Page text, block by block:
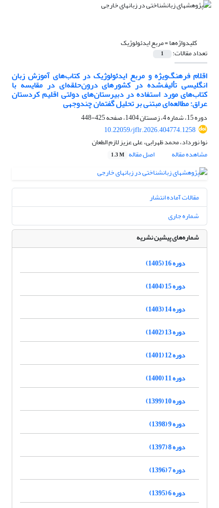
کلیدواژه‌ها =مربع ایدئولوژیک
تعداد مقالات: 1
اقلام فرهنگ‌ویژه و مربع ایدئولوژیک در کتاب‌های آموزش زبان
انگلیسی تألیف‌شده در کشورهای درون‌حلقه‌ای در مقایسه با
کتاب‌های مورد استفاده در دبیرستان‌های دولتی اقلیم کردستان
عراق: مطالعه‌ای مبتنی بر تحلیل گفتمان چندوجهی
دوره 15، شماره 4، زمستان 1404، صفحه
425-448
10.22059/jflr.2026.404774.1258
نوا نورداد، محمد ظهرابی، علی عزیز لازم الطعان
مشاهده مقاله
اصل مقاله 1.3 M
مقالات آماده انتشار
شماره جاری
شماره‌های پیشین نشریه
دوره 16 (1405)
دوره 15 (1404)
دوره 14 (1403)
دوره 13 (1402)
دوره 12 (1401)
دوره 11 (1400)
دوره 10 (1399)
دوره 9 (1398)
دوره 8 (1397)
دوره 7 (1396)
دوره 6 (1395)